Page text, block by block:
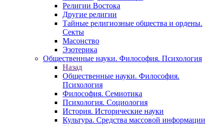
Религии Востока
Другие религии
Тайные религиозные общества и ордены.
Секты
Масонство
Эзотерика
Общественные науки. Философия. Психология
Назад
Общественные науки. Философия.
Психология
Философия. Семиотика
Психология. Социология
История. Исторические науки
Культура. Средства массовой информации